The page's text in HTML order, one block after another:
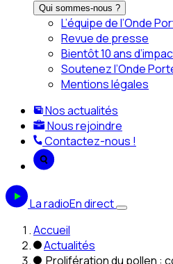
Qui sommes-nous ?
L’équipe de l’Onde
Revue de presse
Bientôt 10 ans
Soutenez l’Onde
Mentions légales
Nos actualités
Nous rejoindre
Contactez-nous !
La radioEn direct
Accueil
Actualités
Prolifération du pollen :